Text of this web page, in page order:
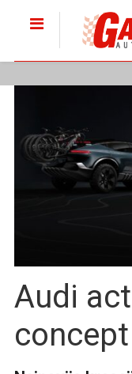
Audi
concept